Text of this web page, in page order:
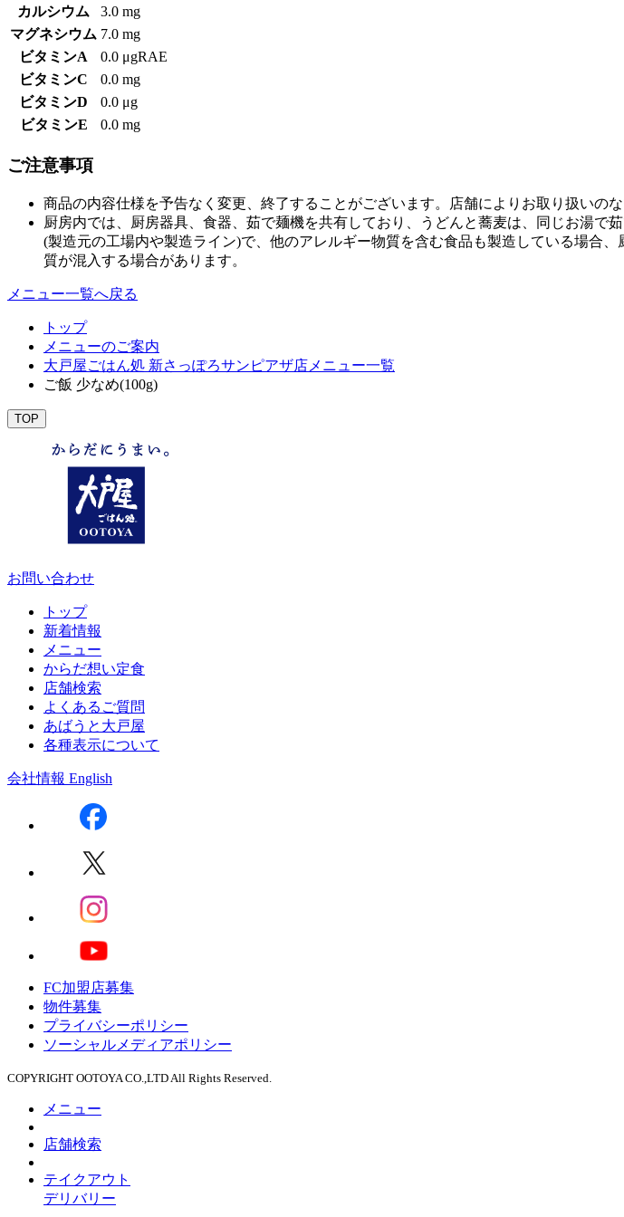
カルシウム
3.0 mg
マグネシウム 7.0 mg
ビタミンA
0.0 μgRAE
ビタミンC
0.0 mg
ビタミンD
0.0 μg
ビタミンE
0.0 mg
ご注意事項
商品の内容仕様を予告なく変更、終了することがございます。店舗によりお取り扱いのな
厨房内では、厨房器具、食器、茹で麺機を共有しており、うどんと蕎麦は、同じお湯
(製造元の工場内や製造ライン)で、他のアレルギー物質を含む食品も製造している場合
質が混入する場合があります。
メニュー一覧へ戻る
トップ
メニューのご案内
大戸屋ごはん処 新さっぽろサンピアザ店メニュー一覧
ご飯 少なめ(100g)
TOP
お問い合わせ
トップ
新着情報
メニュー
からだ想い定食
店舗検索
よくあるご質問
あばうと大戸屋
各種表示について
会社情報 English
FC加盟店募集
物件募集
プライバシーポリシー
ソーシャルメディアポリシー
COPYRIGHT OOTOYA CO.,LTD All Rights Reserved.
メニュー
店舗検索
テイクアウト
デリバリー